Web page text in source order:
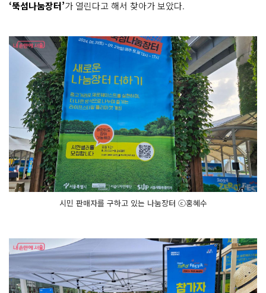
‘뚝섬나눔장터’가 열린다고 해서 찾아가 보았다.
시민 판매자를 구하고 있는 나눔장터 ⓒ홍혜수